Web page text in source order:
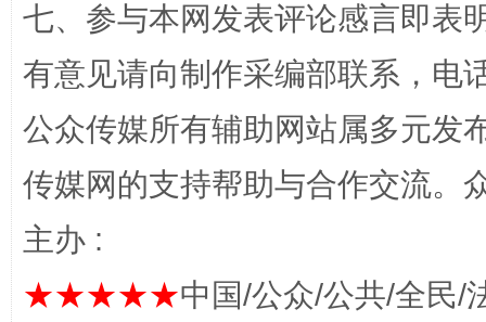
网上购药对药下症？
七、参与本网发表评论感言即表
有意见请向制作采编部联系，电
公众传媒所有辅助网站属多元发
传媒网的支持帮助与合作交流。
主办 :
★★★★★中国/公众/公共/全民/